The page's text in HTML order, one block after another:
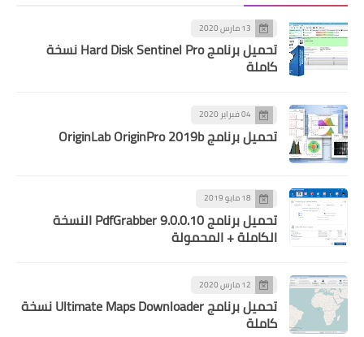
13 مارس 2020
تحميل برنامج Hard Disk Sentinel Pro نسخة
كاملة
04 فبراير 2020
تحميل برنامج OriginLab OriginPro 2019b
18 مايو 2019
تحميل برنامج PdfGrabber 9.0.0.10 النسخة
الكاملة + المحمولة
12 مارس 2020
تحميل برنامج Ultimate Maps Downloader نسخة
كاملة